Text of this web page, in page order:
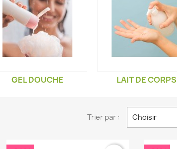
GEL DOUCHE LAIT DE CORPS
Trier par : Choisir